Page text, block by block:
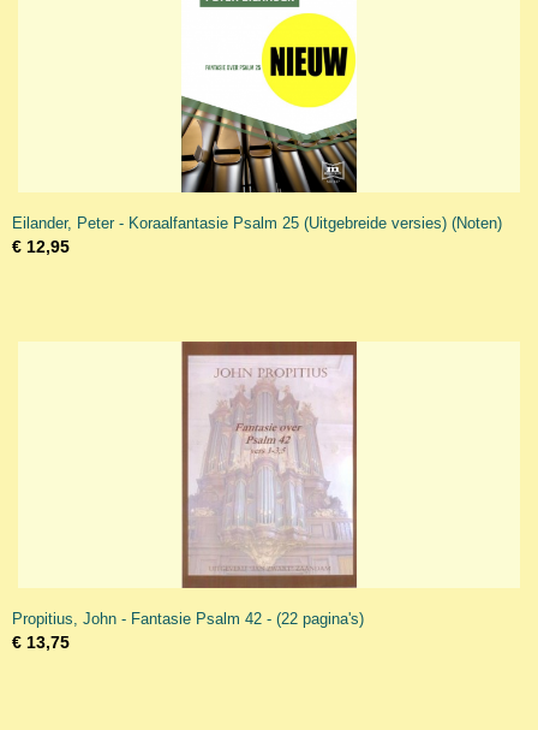
Eilander, Peter - Koraalfantasie Psalm 25 (Uitgebreide versies) (Noten)
€ 12,95
Propitius, John - Fantasie Psalm 42 - (22 pagina's)
€ 13,75